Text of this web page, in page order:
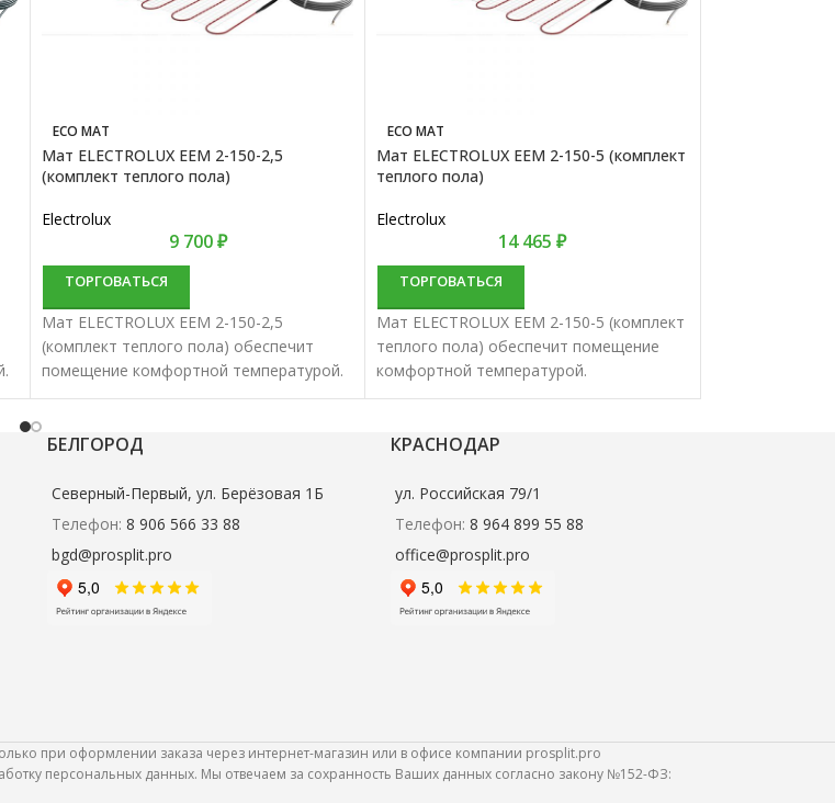
ECO MAT
Мат ELECTROLUX EEM 2-150-2,5
(комплект теплого пола)
Electrolux
9 700₽
ТОРГОВАТЬСЯ
Мат ELECTROLUX EEM 2-150-2,5
(комплект теплого пола) обеспечит
помещение комфортной температурой.
Нагревательные маты характеризуются
ECO MAT
Мат ELECTROLUX EEM 2-150-5 (комплект
теплого пола)
Electrolux
14 465 ₽
ТОРГОВАТЬСЯ
Мат ELECTROLUX EEM 2-150-5 (комплект
теплого пола) обеспечит помещение
комфортной температурой.
Нагревательные маты характеризуются
БЕЛГОРОД
Северный-Первый, ул. Берёзовая 1Б
Телефон: 8 906 566 33 88
bgd@prosplit.pro
КРАСНОДАР
ул. Российская 79/1
Телефон: 8 964 899 55 88
office@prosplit.pro
при оформлении заказа через интернет-магазин или в офисе компании prosplit.pro
персональных данных. Мы отвечаем за сохранность Ваших данных согласно закону №152-ФЗ: